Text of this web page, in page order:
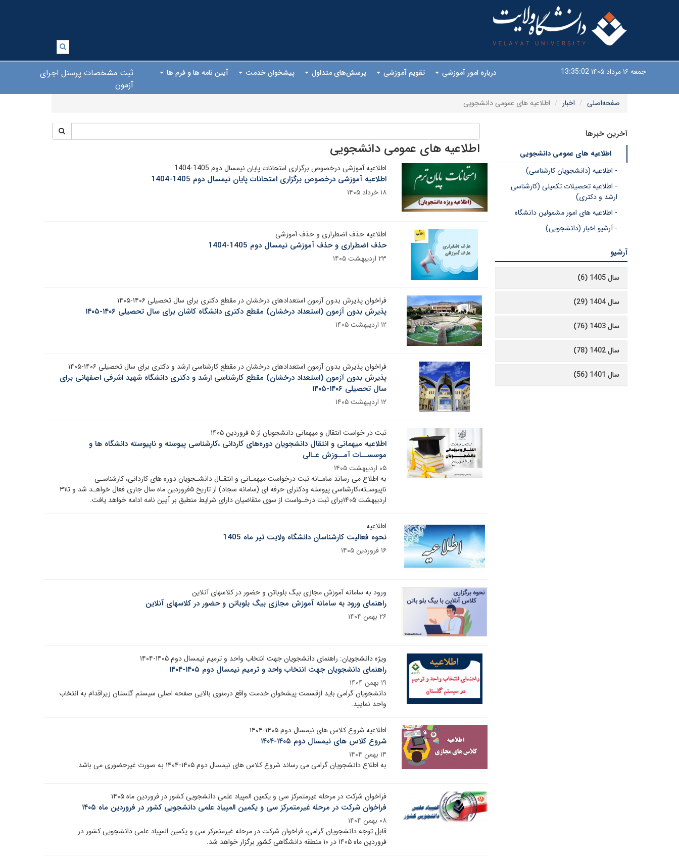
جمعه ۱۶ مرداد ۱۴۰۵ 13:35:03
ثبت مشخصات پرسنل اجرای
آزمون
درباره امور آموزشی تقویم آموزشی پرسش‌های متداول پیشخوان خدمت آیین نامه ها و فرم ها
صفحه‌اصلی اخبار اطلاعیه های عمومی دانشجویی
اطلاعیه های عمومی دانشجویی
اطلاعیه آموزشی درخصوص برگزاری امتحانات پایان نیمسال دوم 1405-1404
اطلاعیه آموزشی درخصوص برگزاری امتحانات پایان نیمسال دوم 1405-1404
۱۸ خرداد ۱۴۰۵
اطلاعیه حذف اضطراری و حذف آموزشی
حذف اضطراری و حذف آموزشی نیمسال دوم 1405-1404
۲۳ اردیبهشت ۱۴۰۵
فراخوان پذیرش بدون آزمون استعدادهای درخشان در مقطع دکتری برای سال تحصیلی ۱۴۰۶-۱۴۰۵
پذیرش بدون آزمون (استعداد درخشان) مقطع دکتری دانشگاه کاشان برای سال تحصیلی ۱۴۰۶-۱۴۰۵
۱۲ اردیبهشت ۱۴۰۵
فراخوان پذیرش بدون آزمون استعدادهای درخشان در مقطع کارشناسی ارشد و دکتری برای سال تحصیلی ۱۴۰۶-۱۴۰۵
پذیرش بدون آزمون (استعداد درخشان) مقطع کارشناسی ارشد و دکتری دانشگاه شهید اشرفی اصفهانی برای
سال تحصیلی ۱۴۰۶-۱۴۰۵
۱۲ اردیبهشت ۱۴۰۵
ثبت در خواست انتقال و میهمانی دانشجویان از ۵ فروردین ۱۴۰۵
اطلاعیه میهمانی و انتقال دانشجویان دوره‌های کاردانی ،کارشناسی پیوسته و ناپیوسته دانشگاه ها و
موسســات آمــوزش عـالی
۰۵ اردیبهشت ۱۴۰۵
به اطلاع می رساند سامـانه ثبت درخواست میهمـانی و انتقـال دانشـجویان دوره های کاردانی، کارشناسـی
ناپیوسـته،کارشناسی پیوسته ودکترای حرفه ای (سامانه سجاد) از تاریخ ۵فروردین ماه سال جاری فعال خواهـد شد و تا۳۱
اردیبهشت ۱۴۰۵برای ثبت درخـواست از سوی متقاضیان دارای شرایط منطبق بر آیین نامه ادامه خواهد یافت.
اطلاعیه
نحوه فعالیت کارشناسان دانشگاه ولایت تیر ماه 1405
۱۶ فروردین ۱۴۰۵
ورود به سامانه آموزش مجازی بیگ بلوباتن و حضور در کلاسهای آنلاین
راهنمای ورود به سامانه آموزش مجازی بیگ بلوباتن و حضور در کلاسهای آنلاین
۲۶ بهمن ۱۴۰۴
ویژه دانشجویان: راهنمای دانشجویان جهت انتخاب واحد و ترمیم نیمسال دوم ۱۴۰۵-۱۴۰۴
راهنمای دانشجویان جهت انتخاب واحد و ترمیم نیمسال دوم ۱۴۰۵-۱۴۰۴
۱۹ بهمن ۱۴۰۴
دانشجویان گرامی باید ازقسمت پیشخوان خدمت واقع درمنوی بالایی صفحه اصلی سیستم گلستان زیراقدام به انتخاب
واحد نمایید.
اطلاعیه شروع کلاس های نیمسال دوم ۱۴۰۵-۱۴۰۴
شروع کلاس های نیمسال دوم ۱۴۰۵-۱۴۰۴
۱۴ بهمن ۱۴۰۴
به اطلاع دانشجویان گرامی می رساند شروع کلاس های نیمسال دوم ۱۴۰۵-۱۴۰۴ به صورت غیرحضوری می باشد.
فراخوان شرکت در مرحله غیرمتمرکز سی و یکمین المپیاد علمی دانشجویی کشور در فروردین ماه ۱۴۰۵
فراخوان شرکت در مرحله غیرمتمرکز سی و یکمین المپیاد علمی دانشجویی کشور در فروردین ماه ۱۴۰۵
۰۸ بهمن ۱۴۰۴
قابل توجه دانشجویان گرامی، فراخوان شرکت در مرحله غیرمتمرکز سی و یکمین المپیاد علمی دانشجویی کشور در
فروردین ماه ۱۴۰۵ در ۱۰ منطقه دانشگاهی کشور برگزار خواهد شد.
آخرین خبرها
اطلاعیه های عمومی دانشجویی
- اطلاعیه (دانشجویان کارشناسی)
- اطلاعیه تحصیلات تکمیلی (کارشناسی
ارشد و دکتری)
- اطلاعیه های امور مشمولین دانشگاه
- آرشیو اخبار (دانشجویی)
آرشیو
سال 1405 (6)
سال 1404 (29)
سال 1403 (76)
سال 1402 (78)
سال 1401 (56)